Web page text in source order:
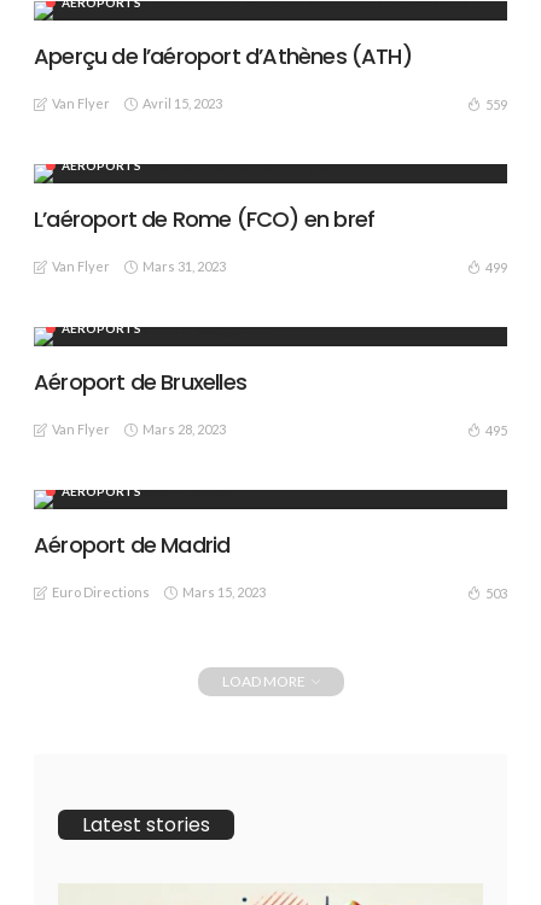
Aperçu de l’aéroport d’Athènes (ATH)
Van Flyer Avril 15, 2023 559
AÉROPORTS
L’aéroport de Rome (FCO) en bref
Van Flyer Mars 31, 2023 499
AÉROPORTS
Aéroport de Bruxelles
Van Flyer Mars 28, 2023 495
AÉROPORTS
Aéroport de Madrid
Euro Directions Mars 15, 2023 503
LOAD MORE
Latest stories